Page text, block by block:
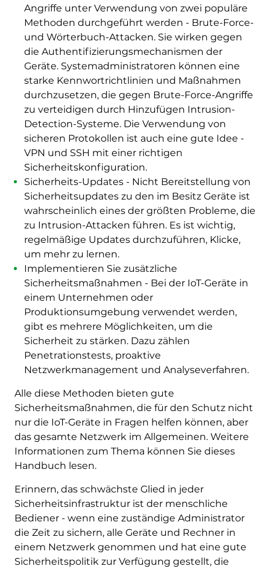
Angriffe unter Verwendung von zwei populäre
Methoden durchgeführt werden - Brute-Force-
und Wörterbuch-Attacken. Sie wirken gegen
die Authentifizierungsmechanismen der
Geräte. Systemadministratoren können eine
starke Kennwortrichtlinien und Maßnahmen
durchzusetzen, die gegen Brute-Force-Angriffe
zu verteidigen durch Hinzufügen Intrusion-
Detection-Systeme. Die Verwendung von
sicheren Protokollen ist auch eine gute Idee -
VPN und SSH mit einer richtigen
Sicherheitskonfiguration.
Sicherheits-Updates - Nicht Bereitstellung von
Sicherheitsupdates zu den im Besitz Geräte ist
wahrscheinlich eines der größten Probleme, die
zu Intrusion-Attacken führen. Es ist wichtig,
regelmäßige Updates durchzuführen, Klicke,
um mehr zu lernen.
Implementieren Sie zusätzliche
Sicherheitsmaßnahmen - Bei der IoT-Geräte in
einem Unternehmen oder
Produktionsumgebung verwendet werden,
gibt es mehrere Möglichkeiten, um die
Sicherheit zu stärken. Dazu zählen
Penetrationstests, proaktive
Netzwerkmanagement und Analyseverfahren.
Alle diese Methoden bieten gute
Sicherheitsmaßnahmen, die für den Schutz nicht
nur die IoT-Geräte in Fragen helfen können, aber
das gesamte Netzwerk im Allgemeinen. Weitere
Informationen zum Thema können Sie dieses
Handbuch lesen.
Erinnern, das schwächste Glied in jeder
Sicherheitsinfrastruktur ist der menschliche
Bediener - wenn eine zuständige Administrator
die Zeit zu sichern, alle Geräte und Rechner in
einem Netzwerk genommen und hat eine gute
Sicherheitspolitik zur Verfügung gestellt, die